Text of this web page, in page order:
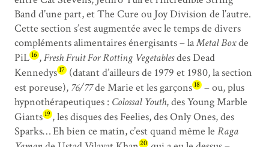
Band d’une part, et The Cure ou Joy Division de l’autre.
Cette section s’est augmentée avec le temps de divers
compléments alimentaires énergisants – laMetal Boxde
PiL 16 ,Fresh Fruit For Rotting Vegetablesdes Dead
Kennedys 17 (datant d’ailleurs de 1979 et 1980, la section
est poreuse), 76/77de Marie et les garçons 18 – ou, plus
hypnothérapeutiques : Colossal Youth, des Young Marble
Giants 19 , les disques des Feelies, des Only Ones, des
Sparks… Eh bien ce matin, c’est quand même le Raga
20